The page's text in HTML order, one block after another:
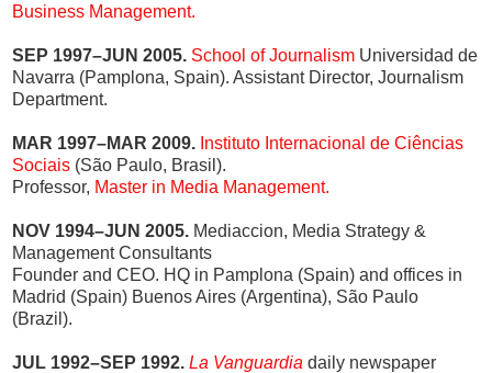
Business Management.
SEP 1997–JUN 2005. School of Journalism Universidad de
Navarra (Pamplona, Spain). Assistant Director, Journalism
Department.
MAR 1997–MAR 2009. Instituto Internacional de Ciências
Sociais (São Paulo, Brasil).
Professor, Master in Media Management.
NOV 1994–JUN 2005. Mediaccion, Media Strategy &
Management Consultants
Founder and CEO. HQ in Pamplona (Spain) and offices in
Madrid (Spain) Buenos Aires (Argentina), São Paulo
(Brazil).
JUL 1992–SEP 1992. La Vanguardia daily newspaper